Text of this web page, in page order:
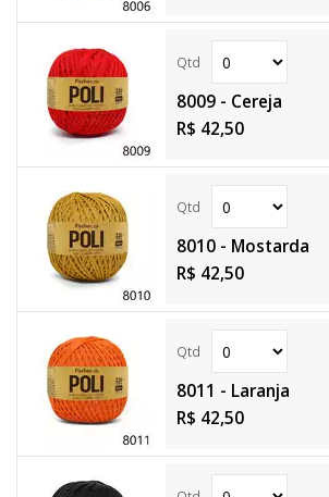
8009 - Cereja
R$ 42,50
8010 - Mostarda
R$ 42,50
8011 - Laranja
R$ 42,50